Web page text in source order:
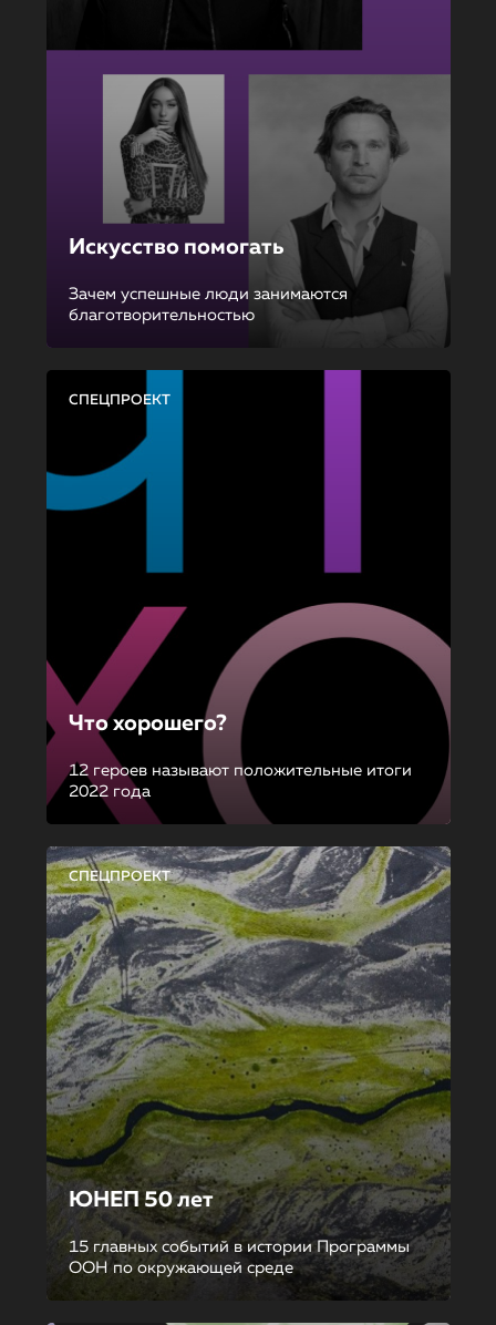
Искусство помогать
Зачем успешные люди занимаются
благотворительностью
СПЕЦПРОЕКТ
Что хорошего?
12 героев называют положительные итоги
2022 года
СПЕЦПРОЕКТ
ЮНЕП 50 лет
15 главных событий в истории Программы
ООН по окружающей среде